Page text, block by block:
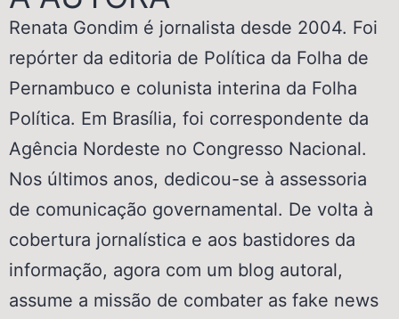
Renata Gondim é jornalista desde 2004. Foi
repórter da editoria de Política da Folha de
Pernambuco e colunista interina da Folha
Política. Em Brasília, foi correspondente da
Agência Nordeste no Congresso Nacional.
Nos últimos anos, dedicou-se à assessoria
de comunicação governamental. De volta à
cobertura jornalística e aos bastidores da
informação, agora com um blog autoral,
assume a missão de combater as fake news